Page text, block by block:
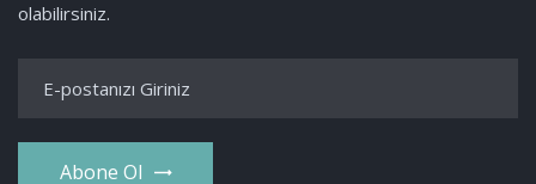
olabilirsiniz.
Abone Ol